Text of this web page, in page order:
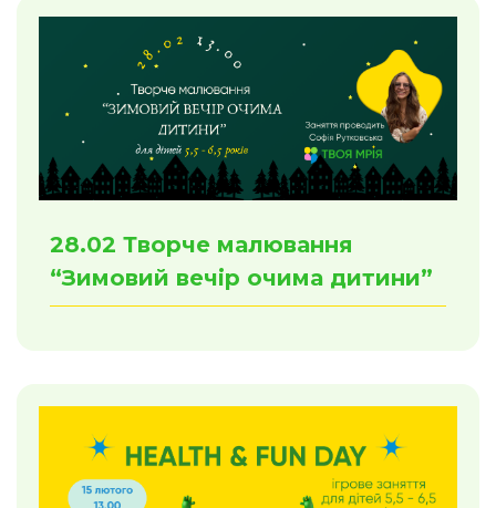
28.02 Творче малювання
“Зимовий вечір очима дитини”